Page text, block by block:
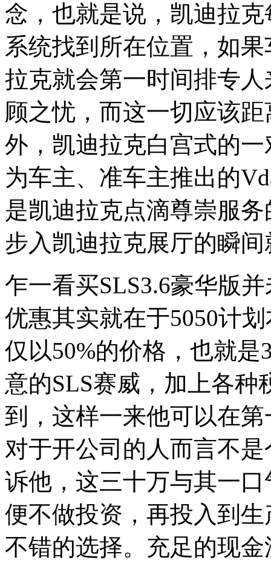
念，也就是说，凯迪拉
系统找到所在位置，如
拉克就会第一时间排专
顾之忧，而这一切应该
外，凯迪拉克白宫式的
为车主、准车主推出的
是凯迪拉克点滴尊崇服
步入凯迪拉克展厅的瞬
乍一看买SLS3.6豪华版
优惠其实就在于5050计
仅以50%的价格，也就
意的SLS赛威，加上各种
到，这样一来他可以在
对于开公司的人而言不
诉他，这三十万与其一
便不做投资，再投入到
不错的选择。充足的现